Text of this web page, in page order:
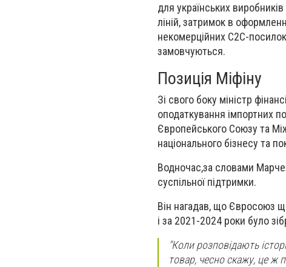
для українських
ліній, затримок в
некомерційних C2C-
замовчуються.
Позиція Міфіну
Зі свого боку міністр
оподаткування імпортних
Європейського Союзу та
національного бізнесу та
Водночас,за словами
суспільної підтримки.
Він нагадав, що Євросоюз
і за 2021-2024 роки було
"Коли розповідають
товар, чесно скажу, це ж